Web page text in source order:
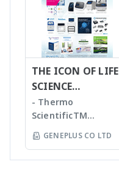
Automated DNA
extraction, QIAcube
, EZ1 advanced/EZ1
advanced XL,
QIAsymphony -
Assay set up & DNA
quantification -
Liquid handling
robot (QIAgility),
(Rotor-GeneQ),
Investigator
THE ICON OF LIFE
SCIENCE
INNOVATION
- Thermo
ScientificTM
KingFisherTM
Instruments &
GENEPLUS CO LTD